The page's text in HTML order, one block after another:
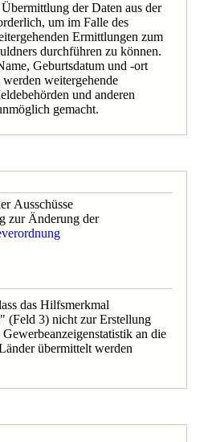
der Daten aus der
um im Falle des
Ermittlungen zum
durchführen zu können.
Geburtsdatum und -ort
weitergehende
und anderen
gemacht.
Ausschüsse
zur Änderung der
(Feld 3) nicht zur Erstellung
an die
übermittelt werden